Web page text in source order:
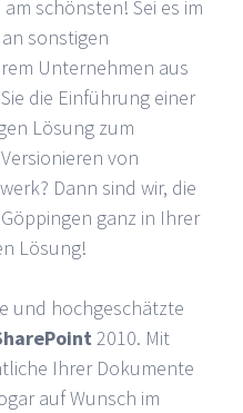
schönsten! Sei es im
sonstigen
Unternehmen aus
die Einführung einer
Lösung zum
von
Dann sind wir, die
ganz in Ihrer
Lösung!
und hochgeschätzte
2010. Mit
Ihrer Dokumente
auf Wunsch im